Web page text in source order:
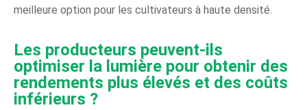
meilleure option pour les cultivateurs à haute densité.
Les producteurs peuvent-ils
optimiser la lumière pour obtenir des
rendements plus élevés et des coûts
inférieurs ?